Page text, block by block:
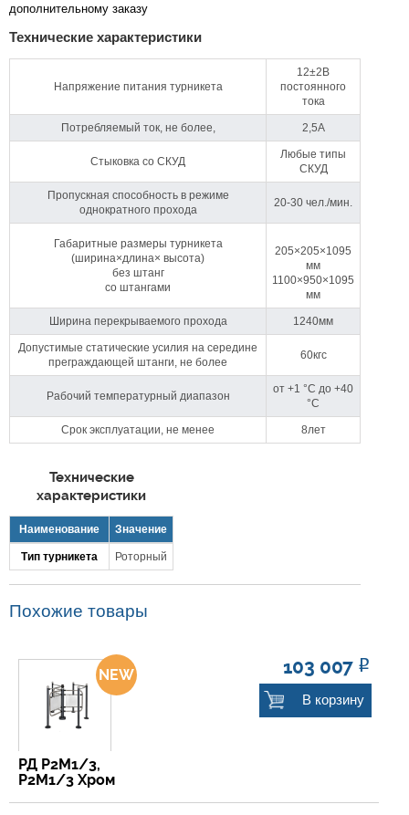
дополнительному заказу
Технические характеристики
Напряжение питания турникета
12±2B
постоянного
тока
Потребляемый ток, не более, 2,5А
Стыковка со СКУД
Любые типы
СКУД
Пропускная способность в режиме
однократного прохода
20-30 чел./мин.
Габаритные размеры турникета
(ширина×длина× высота)
без штанг
со штангами
205×205×1095
мм
1100×950×1095
мм
Ширина перекрываемого прохода 1240мм
Допустимые статические усилия на середине
преграждающей штанги, не более
60кгс
Рабочий температурный диапазон
от +1 °C до +40
°C
Срок эксплуатации, не менее 8лет
Технические
характеристики
Наименование Значение
Тип турникета Роторный
Похожие товары
РД Р2М1/3,
Р2М1/3 Хром
103 007 Р
В корзину